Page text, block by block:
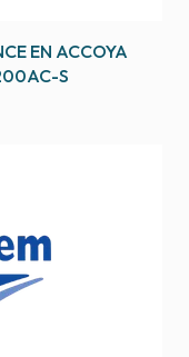
EN ACCOYA
S